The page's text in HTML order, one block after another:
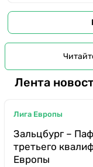
Лента
Лига Европы
Зальцбург –
третьего
Европы